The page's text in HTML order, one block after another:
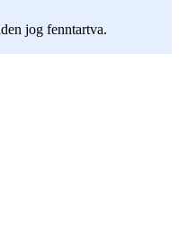
jog fenntartva.